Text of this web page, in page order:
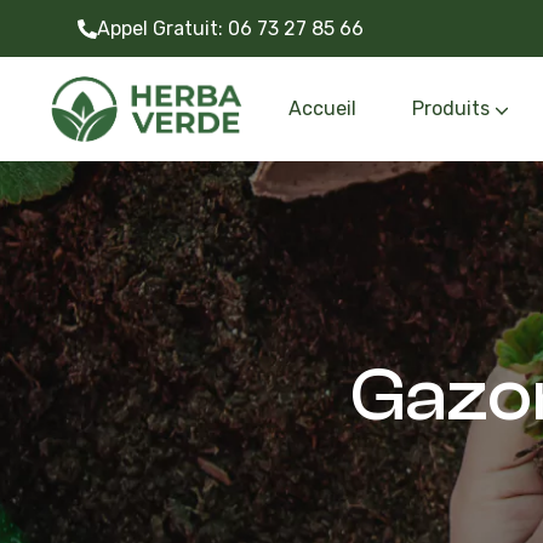
Appel Gratuit: 06 73 27 85 66
Accueil Produits